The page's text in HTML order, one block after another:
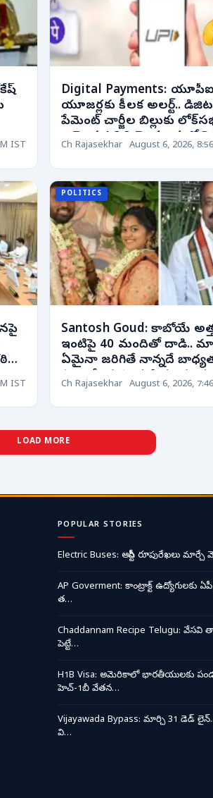
IST
Digital Payments: యూపీఐ
యూజర్లకు కీలక అలర్ట్..
పేమెంట్ చార్జీల బిల్లుకు
ఆమోదం! వినియోగదారుల్లో
ఉత్కంఠ!
Ch Rajasekhar August 6, 2026,
IST
POLITICS
Santosh Goud: కాబోయే
ఇంటిపై 40 మందితో దాడి..
ఏమైనా జరిగితే నాన్నదే
ఎమ్మెల్యే కుమారుడి సంచలన
వ్యాఖ్యలు
Ch Rajasekhar August 6, 2026,
LOAD MORE
POPULAR STORIES
Electric Buses: ఆర్టీసీ రూపురేఖలు
AP Goverment: కాంట్రాక్ట్ ఉద్యోగులకు ఏపీ
త…
Chaddannam Recipe Telugu:
పెట్టే…
H1B Visa: అమెరికాలో భారతీయులకు
హెచ్-1బీ వేతన…
Vijayawada Bypass: మార్చి 31 డెడ్
వి…